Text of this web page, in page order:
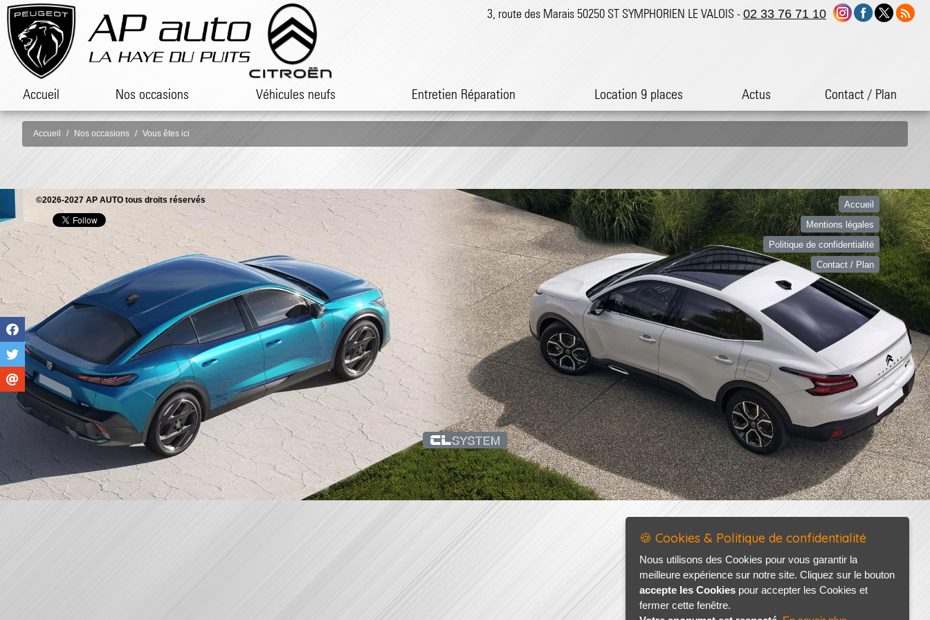
Accueil Nos occasions Véhicules neufs Entretien Réparation Location 9 places Actus Contact / Plan
3, route des Marais 50250 ST SYMPHORIEN LE VALOIS - 02 33 76 71 10
Accueil Nos occasions Vous êtes ici
©2026-2027 AP AUTO tous droits réservés
Accueil
Mentions légales
Politique de confidentialité
Contact / Plan
🍪 Cookies & Politique de confidentialité
Nous utilisons des Cookies pour vous garantir la
meilleure expérience sur notre site. Cliquez sur le bouton
accepte les Cookies pour accepter les Cookies et
fermer cette fenêtre.